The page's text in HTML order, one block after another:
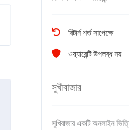
রিটার্ন শর্ত সাপেক্ষে
ওয়্যারেন্টি উপলব্ধ নয়
সুখীবাজার
সুখিবাজার একটি অনলাইন